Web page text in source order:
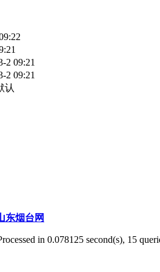
2 09:21
2 09:21
认
东烟台网
in 0.078125 second(s), 15